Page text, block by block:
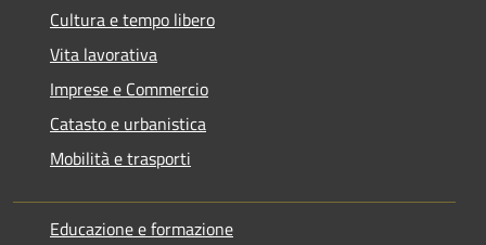
Cultura e tempo libero
Vita lavorativa
Imprese e Commercio
Catasto e urbanistica
Mobilità e trasporti
Educazione e formazione